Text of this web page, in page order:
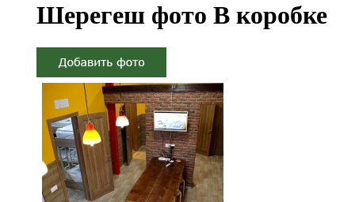
Шерегеш фото В коробке